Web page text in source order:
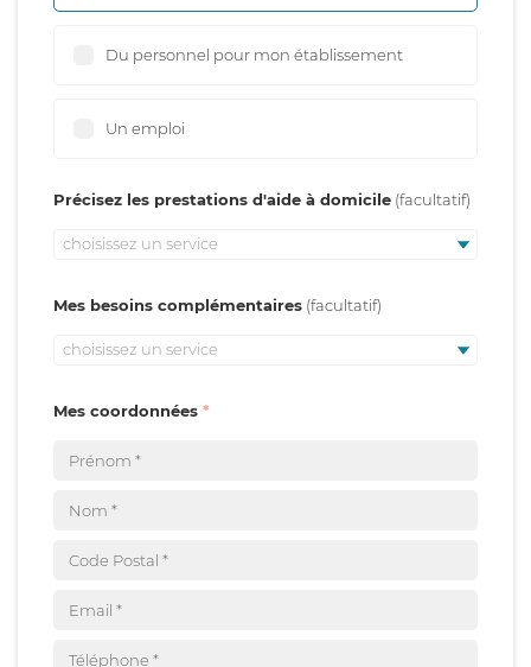
Du personnel pour mon établissement
Un emploi
Précisez les prestations d'aide à domicile
choisissez un service
Mes besoins complémentaires
choisissez un service
Mes coordonnées